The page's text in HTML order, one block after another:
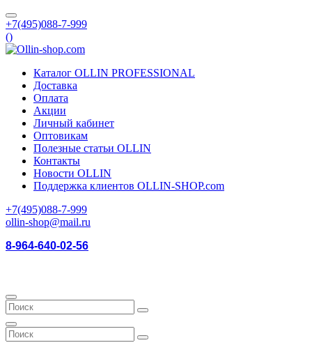
+7(495)088-7-999
()
Каталог OLLIN PROFESSIONAL
Доставка
Оплата
Акции
Личный кабинет
Оптовикам
Полезные статьи OLLIN
Контакты
Новости OLLIN
Поддержка клиентов OLLIN-SHOP.com
+7(495)088-7-999
ollin-shop@mail.ru
8-964-640-02-56